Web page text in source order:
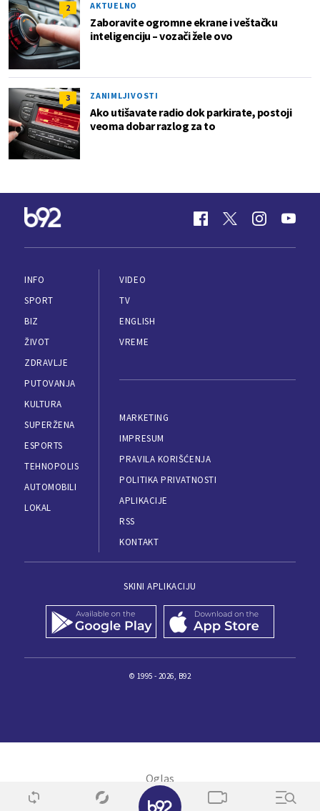
2 AKTUELNO
Zaboravite ogromne ekrane i veštačku
inteligenciju – vozači žele ovo
3 ZANIMLJIVOSTI
Ako utišavate radio dok parkirate, postoji
veoma dobar razlog za to
INFO
SPORT
BIZ
ŽIVOT
ZDRAVLJE
PUTOVANJA
KULTURA
SUPERŽENA
ESPORTS
TEHNOPOLIS
AUTOMOBILI
LOKAL
VIDEO
TV
ENGLISH
VREME
MARKETING
IMPRESUM
PRAVILA KORIŠĆENJA
POLITIKA PRIVATNOSTI
APLIKACIJE
RSS
KONTAKT
SKINI APLIKACIJU
© 1995 - 2026, B92
✕